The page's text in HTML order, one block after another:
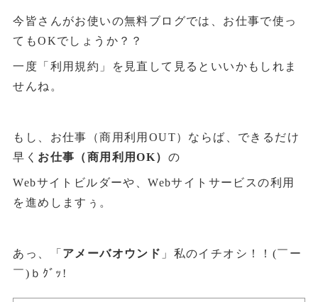
今皆さんがお使いの無料ブログでは、お仕事で使っ
てもOKでしょうか？？
一度「利用規約」を見直して見るといいかもしれま
せんね。
もし、お仕事（商用利用OUT）ならば、できるだけ
早く お仕事（商用利用OK） の
Webサイトビルダーや、Webサイトサービスの利用
を進めしますぅ。
あっ、「 アメーバオウンド 」私のイチオシ！！(￣ー
￣)ｂｸﾞｯ!